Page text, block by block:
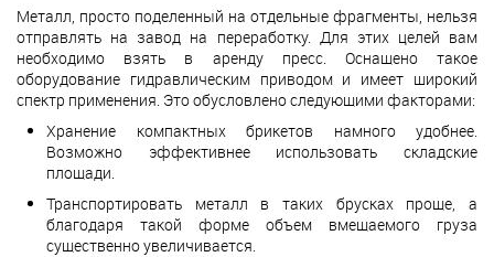
Металл, просто поделенный на отдельные фрагменты, нельзя
отправлять на завод на переработку. Для этих целей вам
необходимо взять в аренду пресс. Оснащено такое
оборудование гидравлическим приводом и имеет широкий
спектр применения. Это обусловлено следующими факторами:
Хранение компактных брикетов намного удобнее.
Возможно эффективнее использовать складские
площади.
Транспортировать металл в таких брусках проще, а
благодаря такой форме объем вмещаемого груза
существенно увеличивается.